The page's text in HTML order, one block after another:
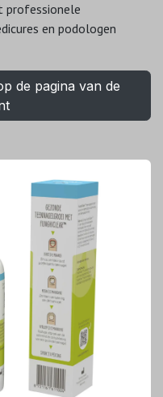
professionele
en podologen
de pagina van de